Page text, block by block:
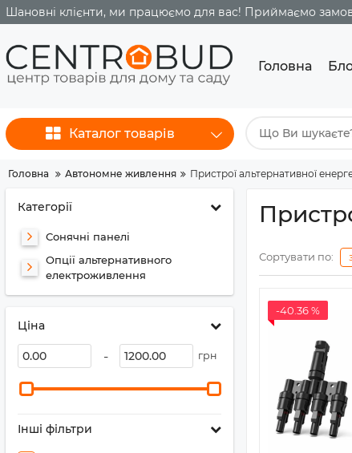
Шановні клієнти, ми працюємо для вас! Приймаємо
Головна
Каталог товарів
Головна Автономне живлення Пристрої альтернативної
Категорії
Сонячні панелі
Опції альтернативного
електроживлення
Ціна
- грн
Інші фільтри
Сортувати по:
-40.36 %